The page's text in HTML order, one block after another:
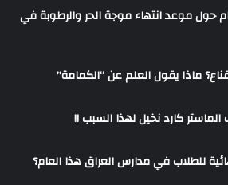
حول موعد انتهاء موجة الحر والرطوبة في
ماذا يقول العلم عن “الكمامة”
كارد نخيل لهذا السبب !!
للطلاب في مدارس العراق هذا العام؟